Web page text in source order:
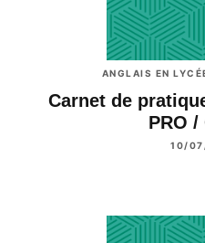
ANGLAIS EN
Carnet de
PRO
10/